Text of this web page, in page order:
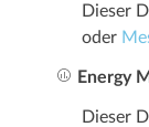
Dieser
oder
Energy
Dieser